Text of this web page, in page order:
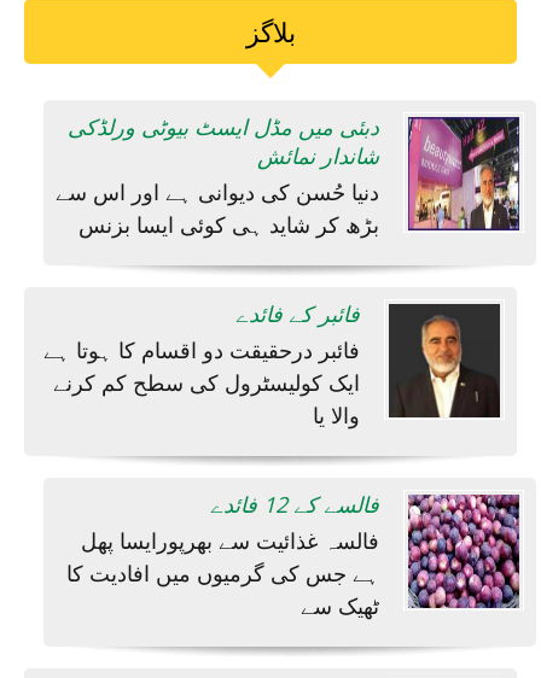
بلاگز
دبئی میں مڈل ایسٹ بیوٹی ورلڈکی
شاندار نمائش
دنیا حُسن کی دیوانی ہے اور اس سے
بڑھ کر شاید ہی کوئی ایسا بزنس
فائبر کے فائدے
فائبر درحقیقت دو اقسام کا ہوتا ہے
ایک کولیسٹرول کی سطح کم کرنے
والا یا
فالسے کے 12 فائدے
فالسہ غذائیت سے بھرپورایسا پھل
ہے جس کی گرمیوں میں افادیت کا
ٹھیک سے